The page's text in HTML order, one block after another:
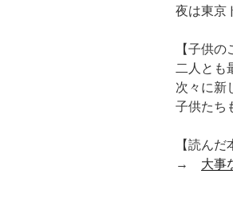
夜は東京
【子供の
二人とも
次々に新
子供たち
【読んだ
→ 大事